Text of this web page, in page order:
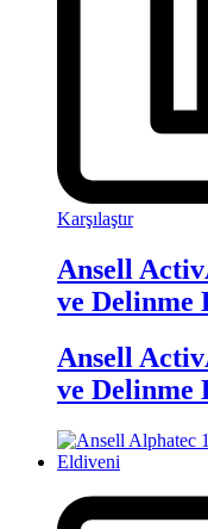
Karşılaştır
Ansell
ve Delinme
Ansell
ve Delinme